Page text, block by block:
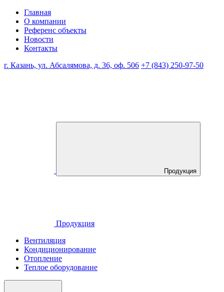
Главная
О компании
Референс объекты
Новости
Контакты
г. Казань, ул. Абсалямова, д. 36, оф. 506 +7 (843) 250-97-50
Продукция
Продукция
Вентиляция
Кондиционирование
Отопление
Теплое оборудование